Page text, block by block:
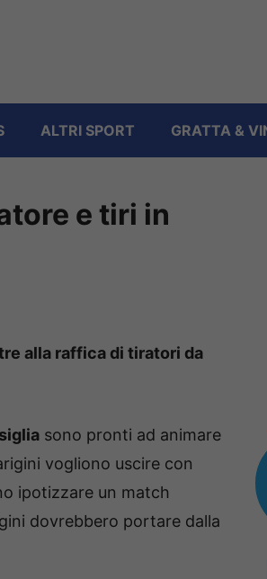
ALTRI SPORT GRATTA &
e tiri in
alla raffica di tiratori da
sono pronti ad animare
vogliono uscire con
ipotizzare un match
dovrebbero portare dalla